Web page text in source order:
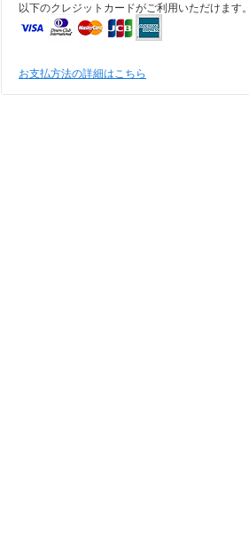
以下のクレジットカードがご利用いただけます。
お支払方法の詳細はこちら